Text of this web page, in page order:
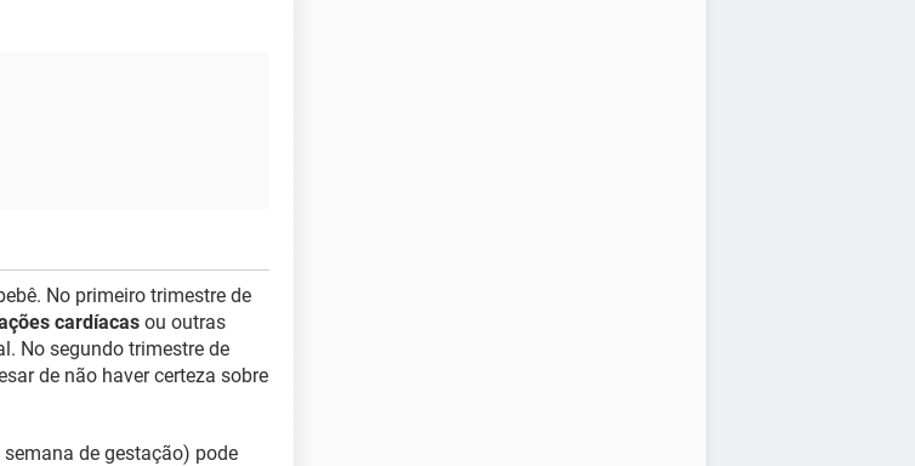
No primeiro trimestre de
cardíacas ou outras
No segundo trimestre de
de não haver certeza sobre
de gestação) pode